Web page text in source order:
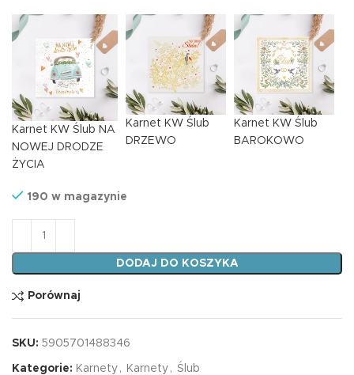
Karnet KW Ślub NA
NOWEJ DRODZE
ŻYCIA
Karnet KW Ślub
DRZEWO
Karnet KW Ślub
BAROKOWO
190 w magazynie
DODAJ DO KOSZYKA
Porównaj
SKU: 5905701488346
Kategorie: Karnety , Karnety , Ślub